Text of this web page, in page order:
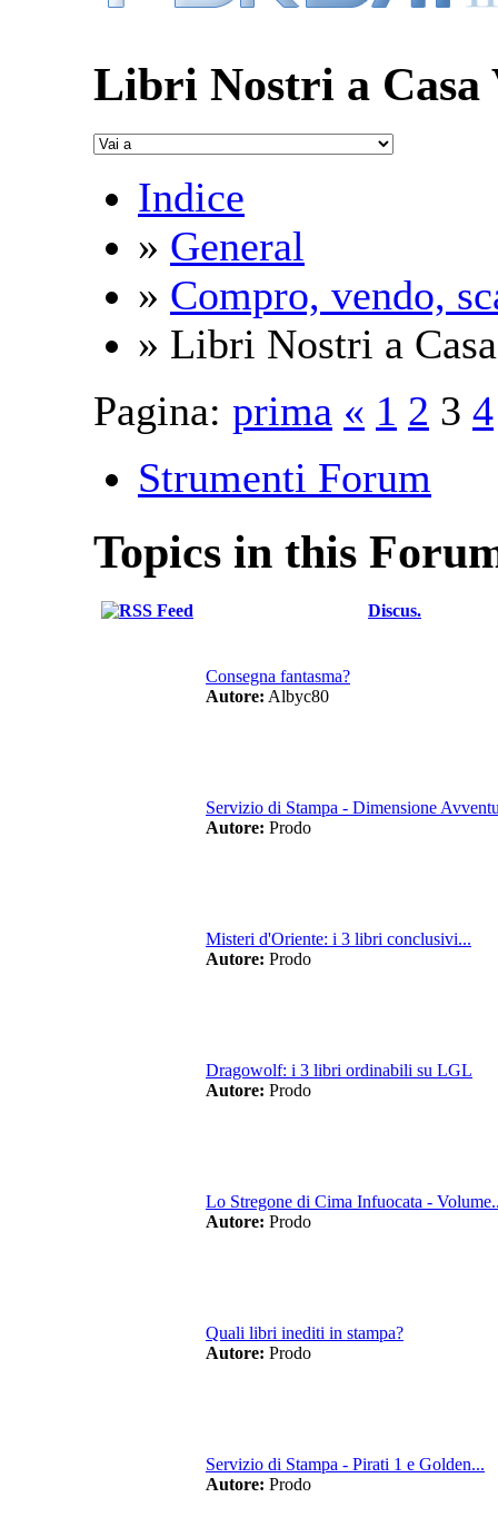
Libri Nostri a Casa
Indice
» General
» Compro, vendo,
» Libri Nostri a
Pagina: prima « 1 2 3 4
Strumenti Forum
Topics in this
Discus.
Consegna fantasma?
Autore: Albyc80
Servizio di Stampa - Dimensione
Autore: Prodo
Misteri d'Oriente: i 3 libri conclusivi...
Autore: Prodo
Dragowolf: i 3 libri ordinabili su LGL
Autore: Prodo
Lo Stregone di Cima Infuocata -
Autore: Prodo
Quali libri inediti in stampa?
Autore: Prodo
Servizio di Stampa - Pirati 1 e Golden...
Autore: Prodo